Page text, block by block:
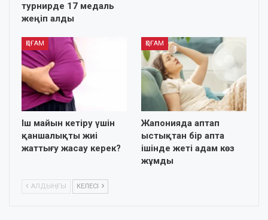
турнирде 17 медаль
жеңіп алды
ҚОҒАМ
Іш майын кетіру үшін
қаншалықты жиі
жаттығу жасау керек?
ҚОҒАМ
Жапонияда аптап
ыстықтан бір апта
ішінде жеті адам көз
жұмды
АЛДЫҢҒЫ КЕЛЕСІ